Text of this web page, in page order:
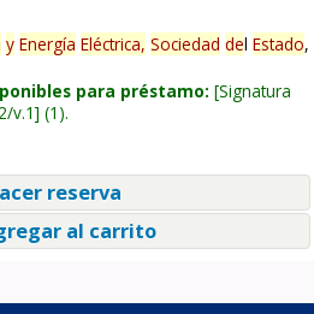
y Energía Eléctrica, Sociedad del Estado,
para préstamo: Signatura
v.1 (1).
reserva
al carrito